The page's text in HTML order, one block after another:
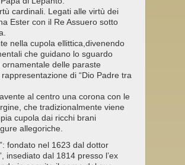
cardinali. Legati alle virtù dei
Ester con il Re Assuero sotto
nella cupola ellittica,divenendo
che guidano lo sguardo
delle paraste
di “Dio Padre tra
al centro una corona con le
che tradizionalmente viene
cupola dai ricchi brani
allegoriche.
fondato nel 1623 dal dottor
insediato dal 1814 presso l’ex